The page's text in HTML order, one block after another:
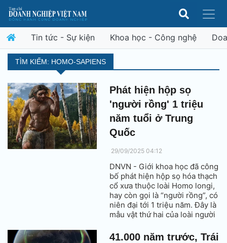
Tin tức - Sự kiện Khoa học - Công nghệ
TÌM KIẾM: HOMO-SAPIENS
Phát hiện hộp sọ
'người rồng' 1 triệu
năm tuổi ở Trung
Quốc
29/09/2025 04:12
DNVN - Giới khoa học đã công
bố phát hiện hộp sọ hóa thạch
cổ xưa thuộc loài Homo longi,
hay còn gọi là “người rồng”, có
niên đại tới 1 triệu năm. Đây là
mẫu vật thứ hai của loài người
Trung Quốc.
41.000 năm trước, Trái